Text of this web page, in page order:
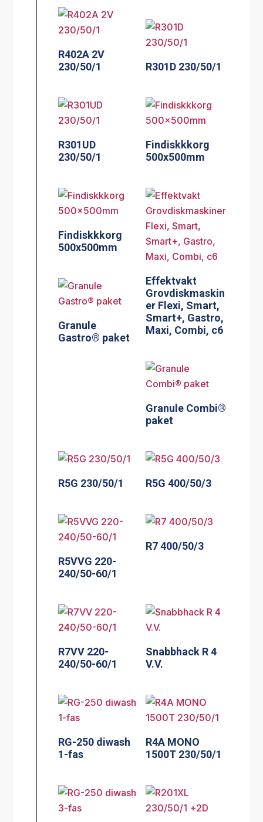
R402A 2V
230/50/1
R301D 230/50/1
R301UD
230/50/1
Findiskkkorg
500x500mm
Findiskkkorg
500x500mm
Effektvakt
Grovdiskmaskin
er Flexi, Smart,
Smart+, Gastro,
Maxi, Combi, c6
Granule
Gastro® paket
Granule Combi®
paket
R5G 230/50/1 R5G 400/50/3
R5VVG 220-
240/50-60/1
R7 400/50/3
R7VV 220-
240/50-60/1
Snabbhack R 4
V.V.
RG-250 diwash
1-fas
R4A MONO
1500T 230/50/1